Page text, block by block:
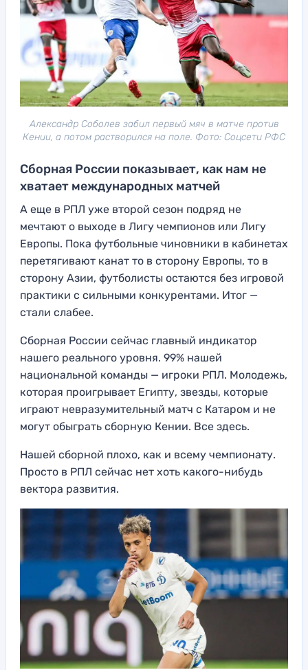
Александр Соболев забил первый мяч в матче против
Кении, а потом растворился на поле. Фото: Соцсети РФС
Сборная России показывает, как нам не
хватает международных матчей
А еще в РПЛ уже второй сезон подряд не
мечтают о выходе в Лигу чемпионов или Лигу
Европы. Пока футбольные чиновники в кабинетах
перетягивают канат то в сторону Европы, то в
сторону Азии, футболисты остаются без игровой
практики с сильными конкурентами. Итог —
стали слабее.
Сборная России сейчас главный индикатор
нашего реального уровня. 99% нашей
национальной команды — игроки РПЛ. Молодежь,
которая проигрывает Египту, звезды, которые
играют невразумительный матч с Катаром и не
могут обыграть сборную Кении. Все здесь.
Нашей сборной плохо, как и всему чемпионату.
Просто в РПЛ сейчас нет хоть какого-нибудь
вектора развития.